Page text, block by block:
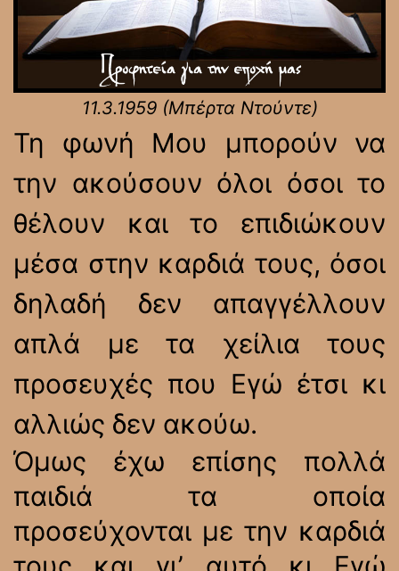
11.3.1959 (Μπέρτα Ντούντε)
Τη φωνή Μου μπορούν να
την ακούσουν όλοι όσοι το
θέλουν και το επιδιώκουν
μέσα στην καρδιά τους, όσοι
δηλαδή δεν απαγγέλλουν
απλά με τα χείλια τους
προσευχές που Εγώ έτσι κι
αλλιώς δεν ακούω.
Όμως έχω επίσης πολλά
παιδιά τα οποία
προσεύχονται με την καρδιά